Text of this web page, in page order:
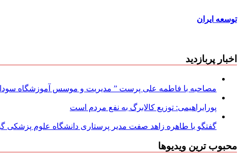
توسعه ایران
اخبار پربازدید
مصاحبه با فاطمه علی پرست ” مدیریت و موسس آموزشگاه
پورابراهیمی: توزیع کالابرگ به نفع مردم است
گفتگو با طاهره زاهد صفت مدیر پرستاری دانشگاه علوم پزشکی
محبوب ترین ویدیوها